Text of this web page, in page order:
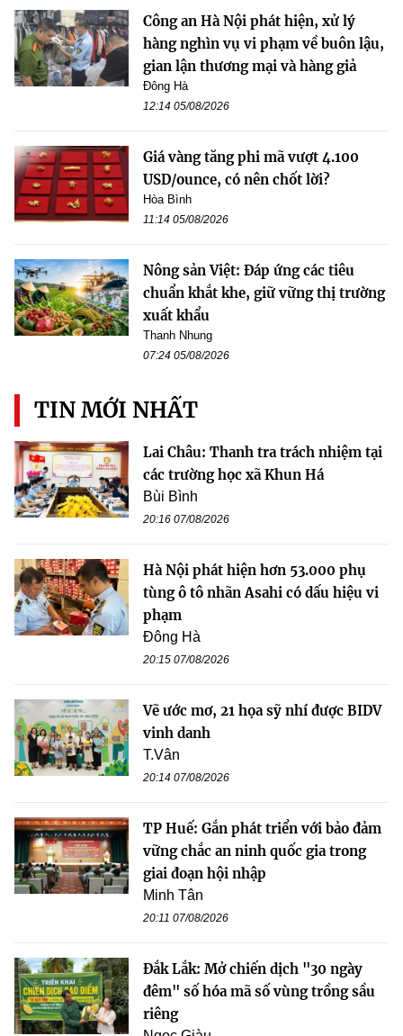
Công an Hà Nội phát hiện, xử lý
hàng nghìn vụ vi phạm về buôn lậu,
gian lận thương mại và hàng giả
Đông Hà
12:14 05/08/2026
Giá vàng tăng phi mã vượt 4.100
USD/ounce, có nên chốt lời?
Hòa Bình
11:14 05/08/2026
Nông sản Việt: Đáp ứng các tiêu
chuẩn khắt khe, giữ vững thị trường
xuất khẩu
Thanh Nhung
07:24 05/08/2026
TIN MỚI NHẤT
Lai Châu: Thanh tra trách nhiệm tại
các trường học xã Khun Há
Bùi Bình
20:16 07/08/2026
Hà Nội phát hiện hơn 53.000 phụ
tùng ô tô nhãn Asahi có dấu hiệu vi
phạm
Đông Hà
20:15 07/08/2026
Vẽ ước mơ, 21 họa sỹ nhí được BIDV
vinh danh
T.Vân
20:14 07/08/2026
TP Huế: Gắn phát triển với bảo đảm
vững chắc an ninh quốc gia trong
giai đoạn hội nhập
Minh Tân
20:11 07/08/2026
Đắk Lắk: Mở chiến dịch "30 ngày
đêm" số hóa mã số vùng trồng sầu
riêng